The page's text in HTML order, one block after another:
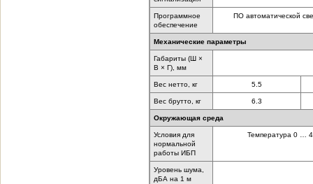
Программное
обеспечение
ПО автоматической
Механические параметры
Габариты (Ш ×
В × Г), мм
Вес нетто, кг 5.5
Вес брутто, кг 6.3
Окружающая среда
Условия для
нормальной
работы ИБП
Температура 0 …
Уровень шума,
дБА на 1 м